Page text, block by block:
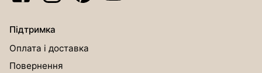
Підтримка
Оплата і доставка
Повернення